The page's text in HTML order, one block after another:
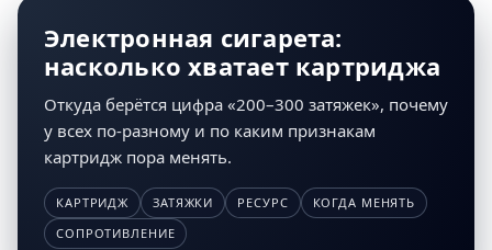
Электронная сигарета:
насколько хватает картриджа
Откуда берётся цифра «200–300 затяжек», почему
у всех по-разному и по каким признакам
картридж пора менять.
КАРТРИДЖ ЗАТЯЖКИ РЕСУРС
КОГДА МЕНЯТЬ
СОПРОТИВЛЕНИЕ